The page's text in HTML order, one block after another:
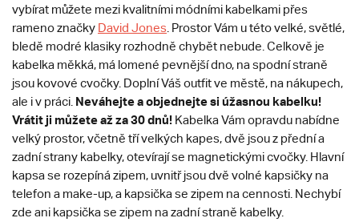
vybírat můžete mezi kvalitními módními kabelkami přes
rameno značky David Jones . Prostor Vám u této velké, světlé,
bledě modré klasiky rozhodně chybět nebude. Celkově je
kabelka měkká, má lomené pevnější dno, na spodní straně
jsou kovové cvočky. Doplní Váš outfit ve městě, na nákupech,
ale i v práci. Neváhejte a objednejte si úžasnou kabelku!
Vrátit ji můžete až za 30 dnů! Kabelka Vám opravdu nabídne
velký prostor, včetně tří velkých kapes, dvě jsou z přední a
zadní strany kabelky, otevírají se magnetickými cvočky. Hlavní
kapsa se rozepíná zipem, uvnitř jsou dvě volné kapsičky na
telefon a make-up, a kapsička se zipem na cennosti. Nechybí
zde ani kapsička se zipem na zadní straně kabelky.